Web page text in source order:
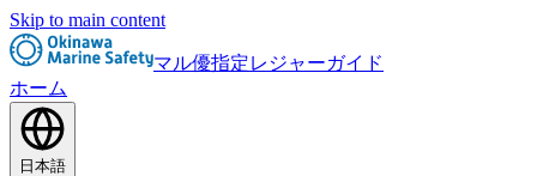
Skip to main content
マル優指定レジャーガイド
ホーム
日本語